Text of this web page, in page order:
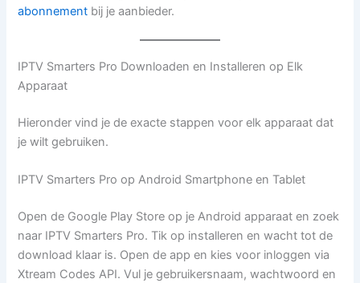
abonnement bij je aanbieder.
IPTV Smarters Pro Downloaden en Installeren op Elk
Apparaat
Hieronder vind je de exacte stappen voor elk apparaat dat
je wilt gebruiken.
IPTV Smarters Pro op Android Smartphone en Tablet
Open de Google Play Store op je Android apparaat en zoek
naar IPTV Smarters Pro. Tik op installeren en wacht tot de
download klaar is. Open de app en kies voor inloggen via
Xtream Codes API. Vul je gebruikersnaam, wachtwoord en